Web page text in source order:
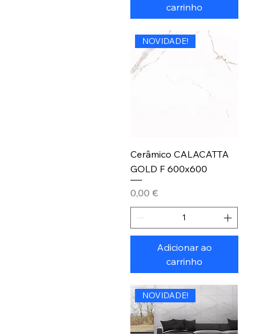
carrinho
NOVIDADE!
Cerâmico CALACATTA
GOLD F 600x600
Preço
0,00 €
Adicionar ao
carrinho
NOVIDADE!